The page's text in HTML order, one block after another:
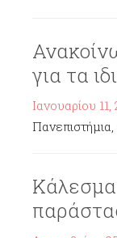
για τα
Ιανουαρίου 11,